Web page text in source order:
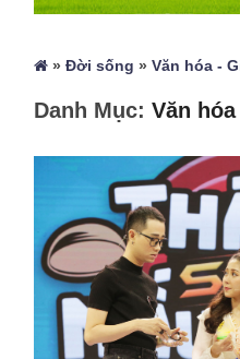
»Đời sống »Văn hóa -
Danh Mục:Văn